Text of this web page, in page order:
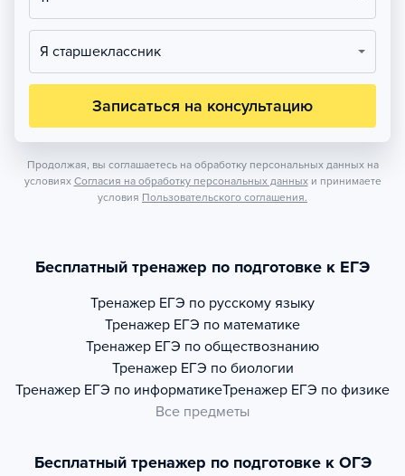
Я старшеклассник
Записаться на консультацию
Продолжая, вы соглашаетесь на обработку персональных данных на
условиях Согласия на обработку персональных данных и принимаете
условия Пользовательского соглашения.
Бесплатный тренажер по подготовке к ЕГЭ
Тренажер ЕГЭ по русскому языку
Тренажер ЕГЭ по математике
Тренажер ЕГЭ по обществознанию
Тренажер ЕГЭ по биологии
Тренажер ЕГЭ по информатикеТренажер ЕГЭ по физике
Все предметы
Бесплатный тренажер по подготовке к ОГЭ